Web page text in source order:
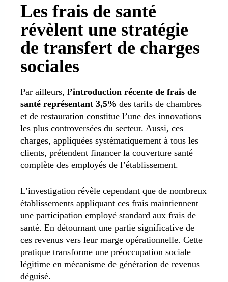
Les frais de santé
révèlent une stratégie
de transfert de charges
sociales
Par ailleurs, l’introduction récente de frais de
santé représentant 3,5% des tarifs de chambres
et de restauration constitue l’une des innovations
les plus controversées du secteur. Aussi, ces
charges, appliquées systématiquement à tous les
clients, prétendent financer la couverture santé
complète des employés de l’établissement.
L’investigation révèle cependant que de nombreux
établissements appliquant ces frais maintiennent
une participation employé standard aux frais de
santé. En détournant une partie significative de
ces revenus vers leur marge opérationnelle. Cette
pratique transforme une préoccupation sociale
légitime en mécanisme de génération de revenus
déguisé.